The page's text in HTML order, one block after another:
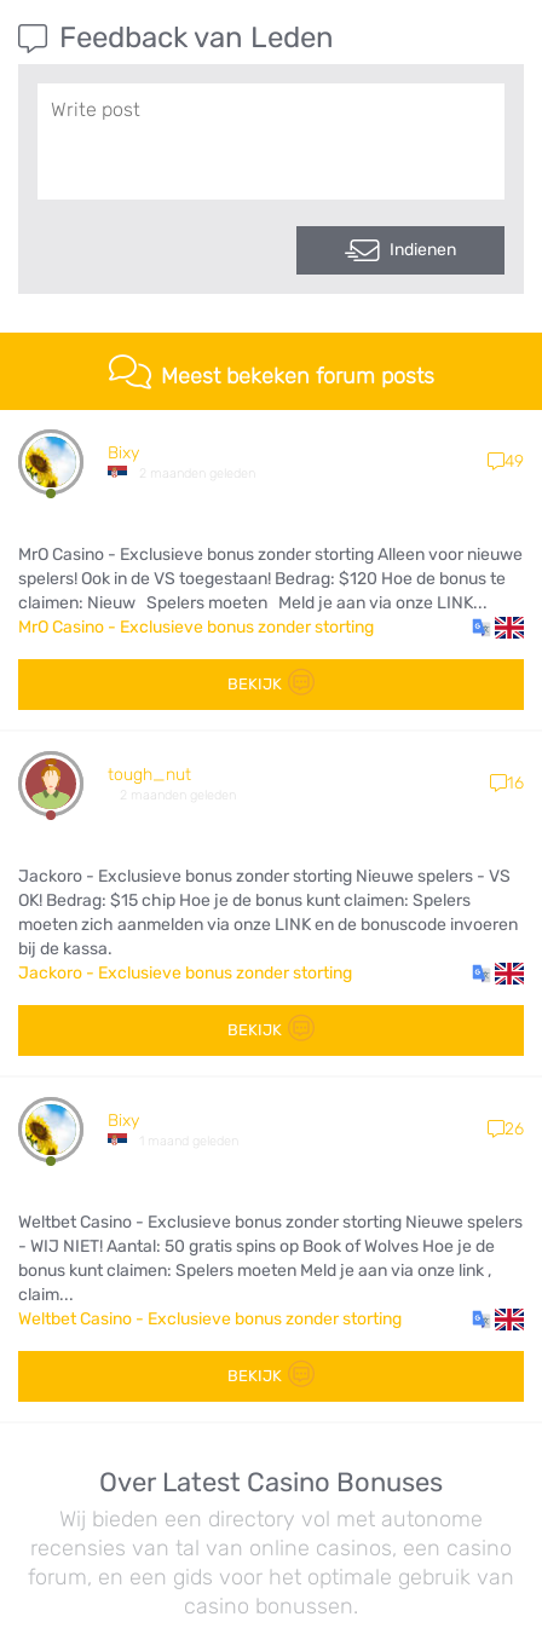
Feedback van Leden
Indienen
Meest bekeken forum posts
Bixy
2 maanden geleden
49
MrO Casino - Exclusieve bonus zonder storting Alleen voor nieuwe
spelers! Ook in de VS toegestaan! Bedrag: $120 Hoe de bonus te
claimen: Nieuw Spelers moeten Meld je aan via onze LINK...
MrO Casino - Exclusieve bonus zonder storting
BEKIJK
tough_nut
2 maanden geleden
16
Jackoro - Exclusieve bonus zonder storting Nieuwe spelers - VS
OK! Bedrag: $15 chip Hoe je de bonus kunt claimen: Spelers
moeten zich aanmelden via onze LINK en de bonuscode invoeren
bij de kassa.
Jackoro - Exclusieve bonus zonder storting
BEKIJK
Bixy
1 maand geleden
26
Weltbet Casino - Exclusieve bonus zonder storting Nieuwe spelers
- WIJ NIET! Aantal: 50 gratis spins op Book of Wolves Hoe je de
bonus kunt claimen: Spelers moeten Meld je aan via onze link ,
claim...
Weltbet Casino - Exclusieve bonus zonder storting
BEKIJK
Over Latest Casino Bonuses
Wij bieden een directory vol met autonome
recensies van tal van online casinos, een casino
forum, en een gids voor het optimale gebruik van
casino bonussen.